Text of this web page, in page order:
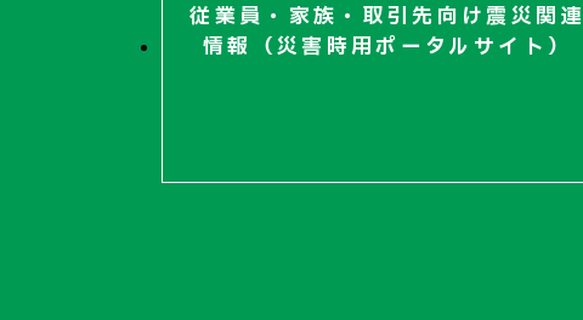
従業員・家族・取引先向け震災関連
情報（災害時用ポータルサイト）